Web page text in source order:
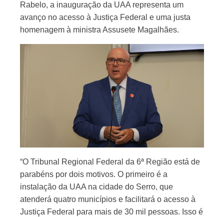
Rabelo, a inauguração da UAA representa um
avanço no acesso à Justiça Federal e uma justa
homenagem à ministra Assusete Magalhães.
“O Tribunal Regional Federal da 6ª Região está de
parabéns por dois motivos. O primeiro é a
instalação da UAA na cidade do Serro, que
atenderá quatro municípios e facilitará o acesso à
Justiça Federal para mais de 30 mil pessoas. Isso é